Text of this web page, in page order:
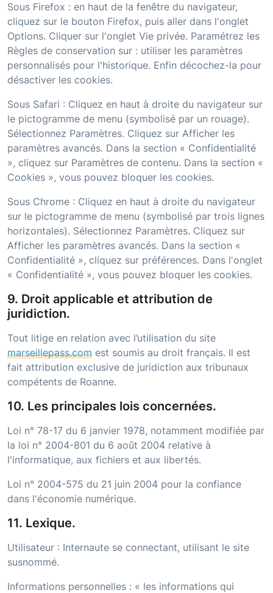
Sous Firefox : en haut de la fenêtre du navigateur,
cliquez sur le bouton Firefox, puis aller dans l'onglet
Options. Cliquer sur l'onglet Vie privée. Paramétrez les
Règles de conservation sur : utiliser les paramètres
personnalisés pour l'historique. Enfin décochez-la pour
désactiver les cookies.
Sous Safari : Cliquez en haut à droite du navigateur sur
le pictogramme de menu (symbolisé par un rouage).
Sélectionnez Paramètres. Cliquez sur Afficher les
paramètres avancés. Dans la section « Confidentialité
», cliquez sur Paramètres de contenu. Dans la section «
Cookies », vous pouvez bloquer les cookies.
Sous Chrome : Cliquez en haut à droite du navigateur
sur le pictogramme de menu (symbolisé par trois lignes
horizontales). Sélectionnez Paramètres. Cliquez sur
Afficher les paramètres avancés. Dans la section «
Confidentialité », cliquez sur préférences. Dans l'onglet
« Confidentialité », vous pouvez bloquer les cookies.
9. Droit applicable et attribution de
juridiction.
Tout litige en relation avec l’utilisation du site
marseillepass.com est soumis au droit français. Il est
fait attribution exclusive de juridiction aux tribunaux
compétents de Roanne.
10. Les principales lois concernées.
Loi n° 78-17 du 6 janvier 1978, notamment modifiée par
la loi n° 2004-801 du 6 août 2004 relative à
l'informatique, aux fichiers et aux libertés.
Loi n° 2004-575 du 21 juin 2004 pour la confiance
dans l'économie numérique.
11. Lexique.
Utilisateur : Internaute se connectant, utilisant le site
susnommé.
Informations personnelles : « les informations qui